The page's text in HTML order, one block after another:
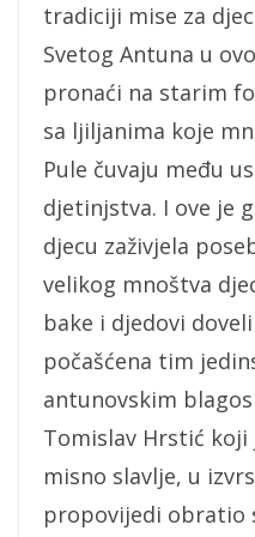
tradiciji mise za
Svetog Antuna u
pronaći na starim
sa ljiljanima koje
Pule čuvaju među
djetinjstva. I ove je
djecu zaživjela
velikog mnoštva
bake i djedovi
počašćena tim
antunovskim
Tomislav Hrstić
misno slavlje, u
propovijedi obratio